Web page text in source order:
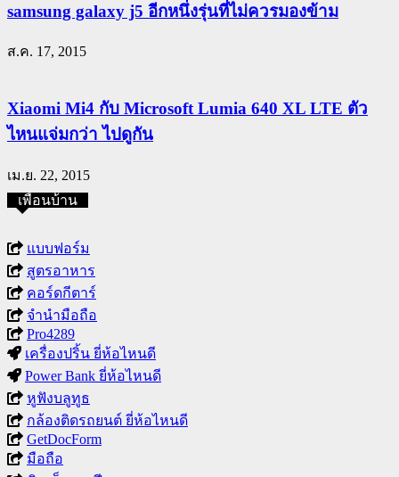
samsung galaxy j5 อีกหนึ่งรุ่นที่ไม่ควรมองข้าม
ส.ค. 17, 2015
Xiaomi Mi4 กับ Microsoft Lumia 640 XL LTE ตัว
ไหนแจ่มกว่า ไปดูกัน
เม.ย. 22, 2015
เพื่อนบ้าน
แบบฟอร์ม
สูตรอาหาร
คอร์ดกีตาร์
จำนำมือถือ
Pro4289
เครื่องปริ้น ยี่ห้อไหนดี
Power Bank ยี่ห้อไหนดี
หูฟังบลูทูธ
กล้องติดรถยนต์ ยี่ห้อไหนดี
GetDocForm
มือถือ